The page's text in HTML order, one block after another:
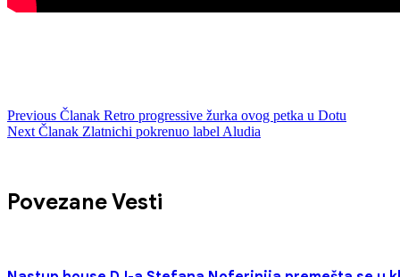
Previous Članak Retro progressive žurka ovog petka u Dotu
Next Članak Zlatnichi pokrenuo label Aludia
Povezane Vesti